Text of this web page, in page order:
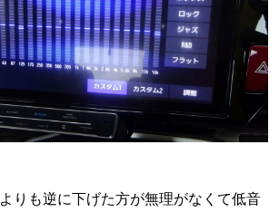
りも逆に下げた方が無理がなくて低音